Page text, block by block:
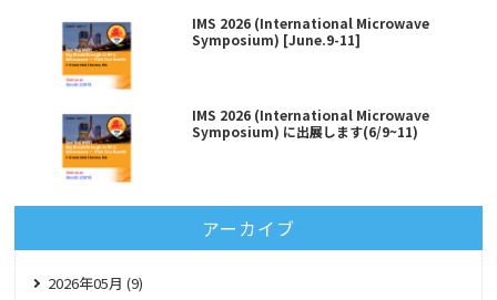
IMS 2026 (International Microwave
Symposium) [June.9-11]
IMS 2026 (International Microwave
Symposium) に出展します(6/9~11)
アーカイブ
2026年05月 (9)